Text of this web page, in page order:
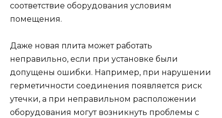
соответствие оборудования условиям
помещения.
Даже новая плита может работать
неправильно, если при установке были
допущены ошибки. Например, при нарушении
герметичности соединения появляется риск
утечки, а при неправильном расположении
оборудования могут возникнуть проблемы с